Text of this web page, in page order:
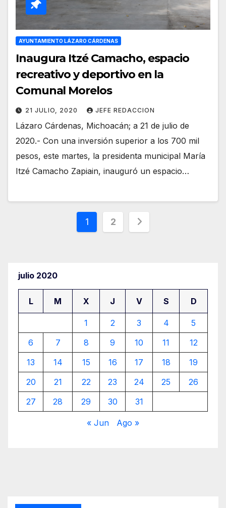
AYUNTAMIENTO LÁZARO CÁRDENAS
Inaugura Itzé Camacho, espacio
recreativo y deportivo en la
Comunal Morelos
21 JULIO, 2020 JEFE REDACCION
Lázaro Cárdenas, Michoacán; a 21 de julio de
2020.- Con una inversión superior a los 700 mil
pesos, este martes, la presidenta municipal María
Itzé Camacho Zapiain, inauguró un espacio…
Paginación
1 2
julio 2020
L M X J V S D
1 2 3 4
5
6
7 8 9 10 11
12
13
14 15 16 17 18
19
20
21 22 23 24 25
26
27
28 29 30 31
« Jun Ago »